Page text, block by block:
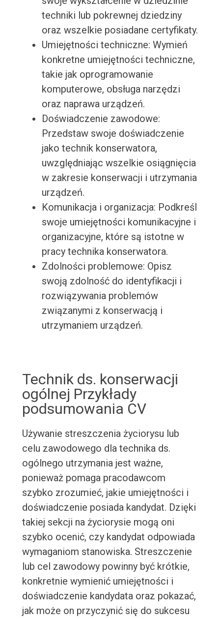
techniki lub pokrewnej dziedziny
oraz wszelkie posiadane certyfikaty.
Umiejętności techniczne: Wymień
konkretne umiejętności techniczne,
takie jak oprogramowanie
komputerowe, obsługa narzędzi
oraz naprawa urządzeń.
Doświadczenie zawodowe:
Przedstaw swoje doświadczenie
jako technik konserwatora,
uwzględniając wszelkie osiągnięcia
w zakresie konserwacji i utrzymania
urządzeń.
Komunikacja i organizacja: Podkreśl
swoje umiejętności komunikacyjne i
organizacyjne, które są istotne w
pracy technika konserwatora.
Zdolności problemowe: Opisz
swoją zdolność do identyfikacji i
rozwiązywania problemów
związanymi z konserwacją i
utrzymaniem urządzeń.
Technik ds. konserwacji
ogólnej Przykłady
podsumowania CV
Używanie streszczenia życiorysu lub
celu zawodowego dla technika ds.
ogólnego utrzymania jest ważne,
ponieważ pomaga pracodawcom
szybko zrozumieć, jakie umiejętności i
doświadczenie posiada kandydat. Dzięki
takiej sekcji na życiorysie mogą oni
szybko ocenić, czy kandydat odpowiada
wymaganiom stanowiska. Streszczenie
lub cel zawodowy powinny być krótkie,
konkretnie wymienić umiejętności i
doświadczenie kandydata oraz pokazać,
jak może on przyczynić się do sukcesu